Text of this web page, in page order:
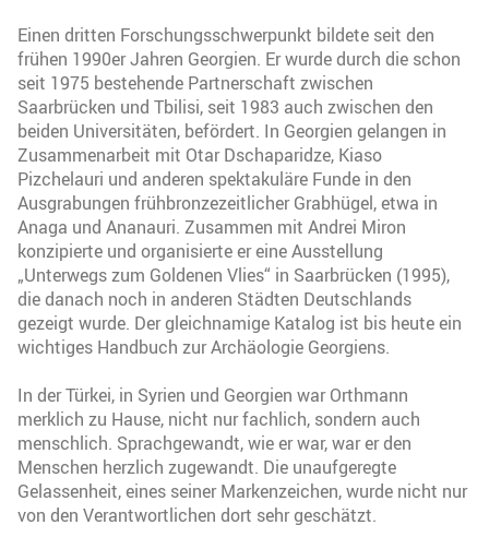
Einen dritten Forschungsschwerpunkt bildete seit den
frühen 1990er Jahren Georgien. Er wurde durch die schon
seit 1975 bestehende Partnerschaft zwischen
Saarbrücken und Tbilisi, seit 1983 auch zwischen den
beiden Universitäten, befördert. In Georgien gelangen in
Zusammenarbeit mit Otar Dschaparidze, Kiaso
Pizchelauri und anderen spektakuläre Funde in den
Ausgrabungen frühbronzezeitlicher Grabhügel, etwa in
Anaga und Ananauri. Zusammen mit Andrei Miron
konzipierte und organisierte er eine Ausstellung
„Unterwegs zum Goldenen Vlies“ in Saarbrücken (1995),
die danach noch in anderen Städten Deutschlands
gezeigt wurde. Der gleichnamige Katalog ist bis heute ein
wichtiges Handbuch zur Archäologie Georgiens.
In der Türkei, in Syrien und Georgien war Orthmann
merklich zu Hause, nicht nur fachlich, sondern auch
menschlich. Sprachgewandt, wie er war, war er den
Menschen herzlich zugewandt. Die unaufgeregte
Gelassenheit, eines seiner Markenzeichen, wurde nicht nur
von den Verantwortlichen dort sehr geschätzt.